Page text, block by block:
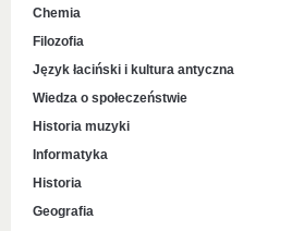
Chemia
Filozofia
Język łaciński i kultura antyczna
Wiedza o społeczeństwie
Historia muzyki
Informatyka
Historia
Geografia